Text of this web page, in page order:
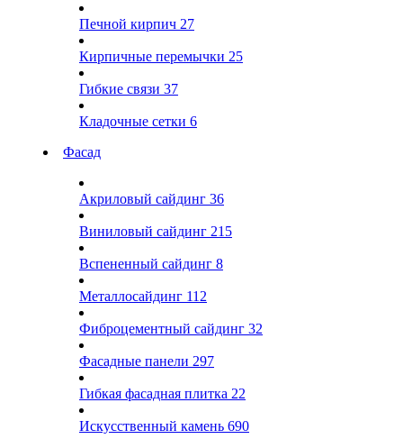
Печной кирпич 27
Кирпичные перемычки 25
Гибкие связи 37
Кладочные сетки 6
Фасад
Акриловый сайдинг 36
Виниловый сайдинг 215
Вспененный сайдинг 8
Металлосайдинг 112
Фиброцементный сайдинг 32
Фасадные панели 297
Гибкая фасадная плитка 22
Искусственный камень 690